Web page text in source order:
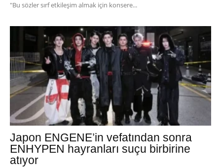
"Bu sözler sırf etkileşim almak için konsere...
Japon ENGENE’in vefatından sonra
ENHYPEN hayranları suçu birbirine
atıyor